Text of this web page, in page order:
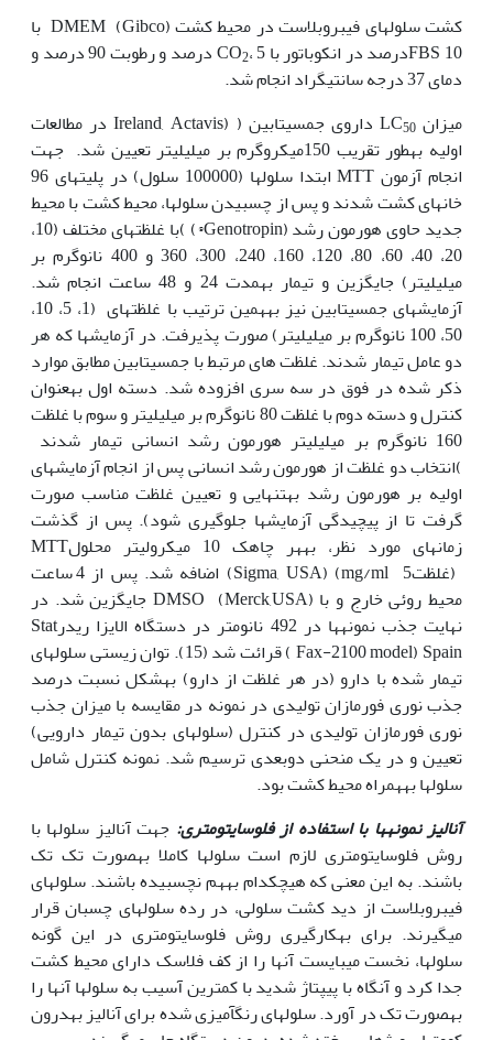
کشت سلول‫های فیبروبلاست در محیط کشت DMEM (Gibco) با
FBS 10درصد در انکوباتور با CO
2
، 5 درصد و رطوبت 90 درصد و
دمای 37 درجه سانتی‫گراد انجام شد.
میزان LC50
داروی جمسیتابین ( (Ireland, Actavis در مطالعات
اولیه به‫طور تقریب 150میکروگرم بر میلی‫لیتر تعیین شد. جهت
انجام آزمون MTT ابتدا سلول‏ها (100000 سلول) در پلیت‏های 96
خانه‏ای کشت شدند و پس از چسبیدن سلول‫ها، محیط کشت با محیط
جدید حاوی هورمون رشد (Genotropin®) )با غلظت‏های مختلف (10،
20، 40، 60، 80، 120، 160، 240، 300، 360 و 400 نانوگرم بر
میلی‫لیتر) جایگزین و تیمار به‏مدت 24 و 48 ساعت انجام شد.
آزمایش‫های جمسیتابین نیز به‏همین ترتیب با غلظت‏های (1، 5، 10،
50، 100 نانوگرم بر میلی‫لیتر) صورت پذیرفت. در آزمایش‫ها که هر
دو عامل تیمار شدند. غلظت های مرتبط با جمسیتابین مطابق موارد
ذکر شده در فوق در سه سری افزوده شد. دسته اول به‏عنوان
کنترل و دسته دوم با غلظت 80 نانوگرم بر میلی‫لیتر و سوم با غلظت
160 نانوگرم بر میلی‫لیتر هورمون رشد انسانی تیمار شدند
)انتخاب دو غلظت از هورمون رشد انسانی پس از انجام آزمایش‫های
اولیه بر هورمون رشد به‏تنهایی و تعیین غلظت مناسب صورت
گرفت تا از پیچیدگی آزمایش‫ها جلوگیری شود). پس از گذشت
زمان‏های مورد نظر، به‏هر چاهک 10 میکرولیتر محلولMTT
(غلظتmg/ml 5) (Sigma, USA) اضافه شد. پس از 4 ساعت
محیط روئی خارج و با DMSO (Merck,USA) جایگزین شد. در
نهایت جذب نمونه‏ها در 492 نانومتر در دستگاه الایزا ریدرStat
Fax-2100 model) Spain ) قرائت شد (15). توان زیستی سلول‏های
تیمار شده با دارو (در هر غلظت از دارو) به‏شکل نسبت درصد
جذب نوری فورمازان تولیدی در نمونه در مقایسه با میزان جذب
نوری فورمازان تولیدی در کنترل (سلول‫های بدون تیمار دارویی)
تعیین و در یک منحنی دوبعدی ترسیم شد. نمونه کنترل شامل
سلول‏ها به‏همراه محیط کشت بود.
آنالیز نمونه‏ها با استفاده از فلوسایتومتری: جهت آنالیز سلول‏ها با
روش فلوسایتومتری لازم است سلول‏ها کاملا به‏صورت تک تک
باشند. به ‏این ‏معنی که هیچکدام به‏هم نچسبیده باشند. سلول‏های
فیبروبلاست از دید کشت سلولی، در رده سلول‏های چسبان قرار
می‏گیرند. برای به‏کارگیری روش فلوسایتومتری در این گونه
سلول‏ها، نخست می‏بایست آن‫ها را از کف فلاسک دارای محیط کشت
جدا کرد و آنگاه با پیپتاژ شدید با کمترین آسیب به سلول‏ها آن‫ها را
به‏صورت تک در آورد. سلول‫های رنگ‫آمیزی شده برای آنالیز به‏درون